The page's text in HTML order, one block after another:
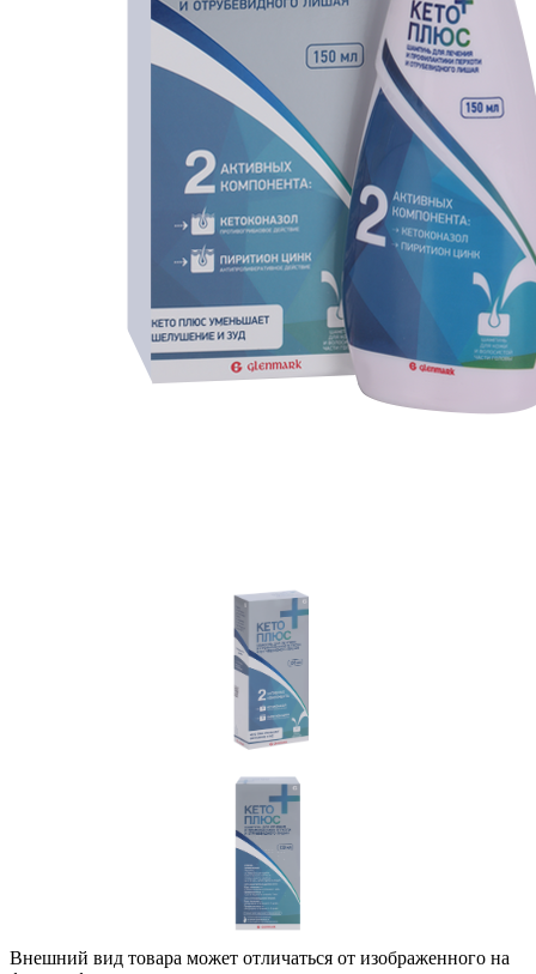
Внешний вид товара может отличаться от изображенного на